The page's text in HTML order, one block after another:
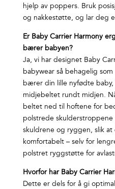
hjelp av poppers. Bruk
og nakkestøtte, og lar deg
Er Baby Carrier Harmony
bærer babyen?
Ja, vi har designet Baby
babywear så behagelig
bærer din lille nyfødte
midjebeltet rundt midjen.
beltet ned til hoftene for
polstrede
skuldrene og ryggen, slik
komfortabelt – selv for
polstret ryggstøtte for
Hvorfor har Baby Carrier
Dette er dels for å gi